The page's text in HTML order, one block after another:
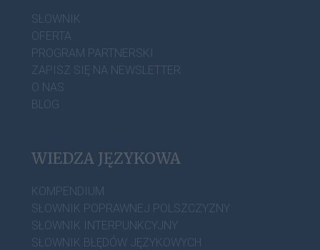
SŁOWNIK
OFERTA
PROGRAM PARTNERSKI
ZAPISZ SIĘ NA NEWSLETTER
O NAS
BLOG
WIEDZA JĘZYKOWA
KOMPENDIUM
SŁOWNIK POPRAWNEJ POLSZCZYZNY
SŁOWNIK INTERPUNKCYJNY
SŁOWNIK BŁĘDÓW JĘZYKOWYCH